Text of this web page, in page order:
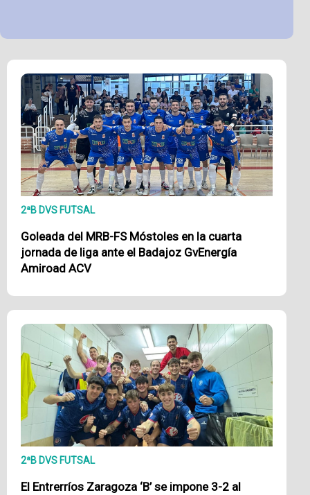
2ªB DVS FUTSAL
Goleada del MRB-FS Móstoles en la cuarta
jornada de liga ante el Badajoz GvEnergía
Amiroad ACV
2ªB DVS FUTSAL
El Entrerríos Zaragoza ‘B’ se impone 3-2 al